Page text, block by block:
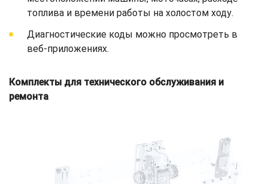
топлива и времени работы на холостом ходу.
Диагностические коды можно просмотреть в
веб-приложениях.
Комплекты для технического обслуживания и
ремонта